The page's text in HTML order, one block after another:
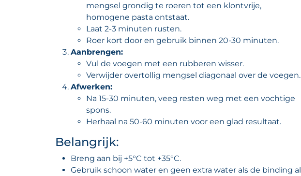
mengsel grondig te roeren tot een klontvrije,
homogene pasta ontstaat.
Laat 2-3 minuten rusten.
Roer kort door en gebruik binnen 20-30 minuten.
Aanbrengen:
Vul de voegen met een rubberen wisser.
Verwijder overtollig mengsel diagonaal over de voegen.
Afwerken:
Na 15-30 minuten, veeg resten weg met een vochtige
spons.
Herhaal na 50-60 minuten voor een glad resultaat.
Belangrijk:
Breng aan bij +5°C tot +35°C.
Gebruik schoon water en geen extra water als de binding al